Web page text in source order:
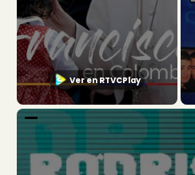
Ver en RTVCPlay